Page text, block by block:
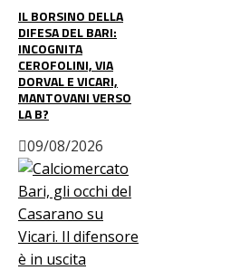
IL BORSINO DELLA
DIFESA DEL BARI:
INCOGNITA
CEROFOLINI, VIA
DORVAL E VICARI,
MANTOVANI VERSO
LA B?
09/08/2026